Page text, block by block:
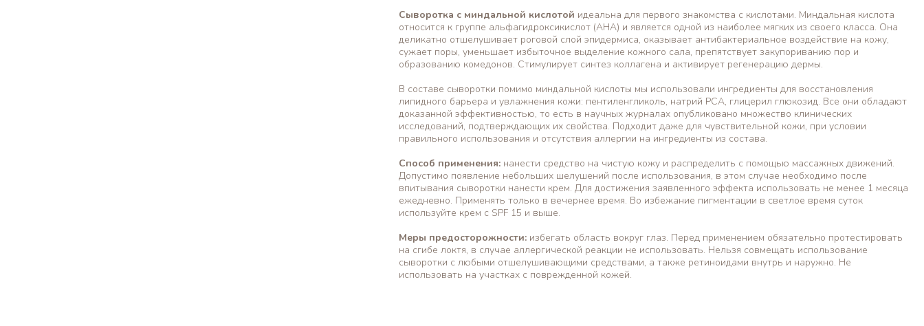
Сыворотка с миндальной кислотой идеальна для первого знакомства с кислотами. Миндальная кислота
относится к группе альфагидроксикислот (AHA) и является одной из наиболее мягких из своего класса. Она
деликатно отшелушивает роговой слой эпидермиса, оказывает антибактериальное воздействие на кожу,
сужает поры, уменьшает избыточное выделение кожного сала, препятствует закупориванию пор и
образованию комедонов. Стимулирует синтез коллагена и активирует регенерацию дермы.
В составе сыворотки помимо миндальной кислоты мы использовали ингредиенты для восстановления
липидного барьера и увлажнения кожи: пентиленгликоль, натрий PCA, глицерил глюкозид. Все они обладают
доказанной эффективностью, то есть в научных журналах опубликовано множество клинических
исследований, подтверждающих их свойства. Подходит даже для чувствительной кожи, при условии
правильного использования и отсутствия аллергии на ингредиенты из состава.
Способ применения: нанести средство на чистую кожу и распределить с помощью массажных движений.
Допустимо появление небольших шелушений после использования, в этом случае необходимо после
впитывания сыворотки нанести крем. Для достижения заявленного эффекта использовать не менее 1 месяца
ежедневно. Применять только в вечернее время. Во избежание пигментации в светлое время суток
используйте крем с SPF 15 и выше.
Меры предосторожности: избегать область вокруг глаз. Перед применением обязательно протестировать
на сгибе локтя, в случае аллергической реакции не использовать. Нельзя совмещать использование
сыворотки с любыми отшелушивающими средствами, а также ретиноидами внутрь и наружно. Не
использовать на участках с поврежденной кожей.